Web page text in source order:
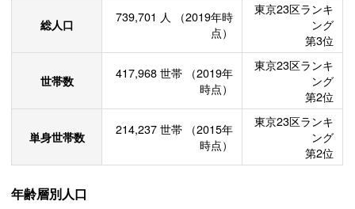
総人口 739,701 人
（2019年時
点）
東京23区ランキ
ング
第3位
世帯数 417,968 世帯
（2019年
時点）
東京23区ランキ
ング
第2位
単身世帯数 214,237 世帯
（2015年
時点）
東京23区ランキ
ング
第2位
年齢層別人口